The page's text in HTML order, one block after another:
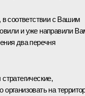
соответствии с Вашим
и уже направили
два перечня
на